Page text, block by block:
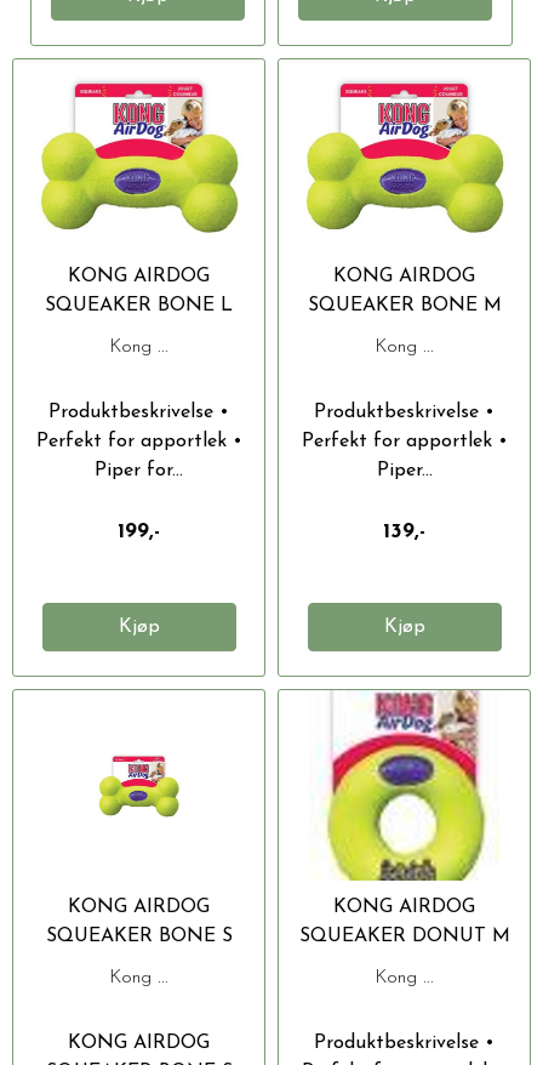
KONG AIRDOG
SQUEAKER BONE L
24X12X7CM
Kong ...
Produktbeskrivelse •
Perfekt for apportlek •
Piper for...
199,-
Kjøp
KONG AIRDOG
SQUEAKER BONE M
16X8X5CM
Kong ...
Produktbeskrivelse •
Perfekt for apportlek •
Piper...
139,-
Kjøp
KONG AIRDOG
SQUEAKER BONE S
12X6X4CM
Kong ...
KONG AIRDOG
KONG AIRDOG
SQUEAKER DONUT M
13X4CM
Kong ...
Produktbeskrivelse •